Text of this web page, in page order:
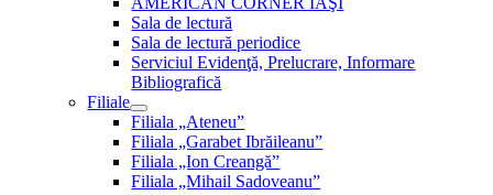
Sala de lectură
Sala de lectură periodice
Serviciul Evidenţă, Prelucrare, Informare
Bibliografică
Filiale
Filiala „Ateneu”
Filiala „Garabet Ibrăileanu”
Filiala „Ion Creangă”
Filiala „Mihail Sadoveanu”